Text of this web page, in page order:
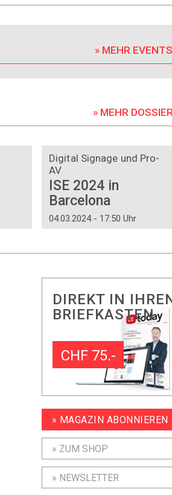
» MEHR
» MEHR
Digital Signage und Pro-
AV
ISE 2024 in
Barcelona
04.03.2024 - 17:50 Uhr
DIREKT IN
BRIEFKASTEN
CHF 75.-
» MAGAZIN ABONNIEREN
» ZUM SHOP
» NEWSLETTER